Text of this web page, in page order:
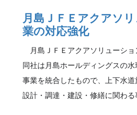
月島ＪＦＥアクアソ
業の対応強化
月島ＪＦＥアクアソリューシ
同社は月島ホールディングスの
事業を統合したもので、上下水
設計・調達・建設・修繕に関わる